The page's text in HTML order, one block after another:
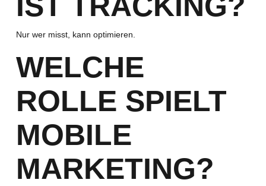
Nur wer misst, kann optimieren.
WELCHE
ROLLE SPIELT
MOBILE
MARKETING?